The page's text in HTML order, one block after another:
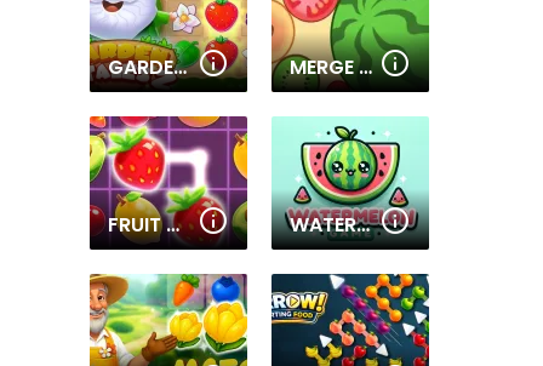
GARDEN TALES 2 MERGE FRUIT
FRUIT MAHJONG WATERMELON SUIKA GAME